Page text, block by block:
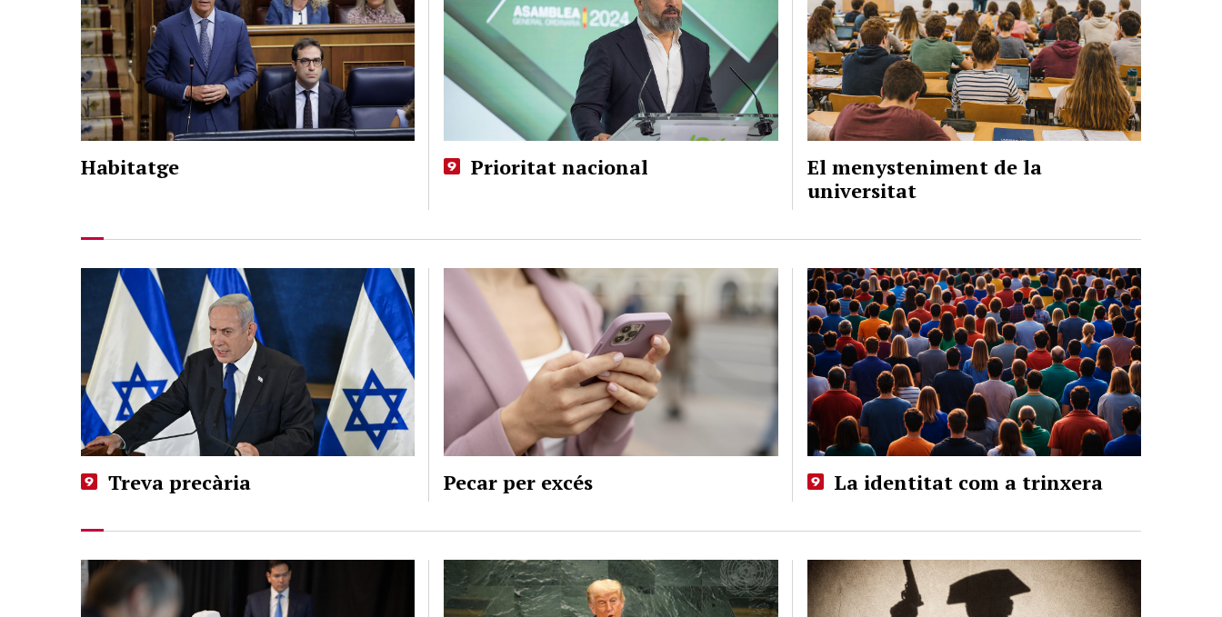
Habitatge Prioritat nacional
El menysteniment de la
universitat
Treva precària Pecar per excés La identitat com a trinxera